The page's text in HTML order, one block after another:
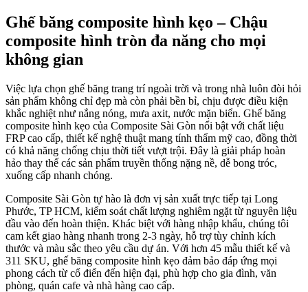
Ghế băng composite hình kẹo – Chậu
composite hình tròn đa năng cho mọi
không gian
Việc lựa chọn ghế băng trang trí ngoài trời và trong nhà luôn đòi hỏi
sản phẩm không chỉ đẹp mà còn phải bền bỉ, chịu được điều kiện
khắc nghiệt như nắng nóng, mưa axit, nước mặn biển. Ghế băng
composite hình kẹo của Composite Sài Gòn nổi bật với chất liệu
FRP cao cấp, thiết kế nghệ thuật mang tính thẩm mỹ cao, đồng thời
có khả năng chống chịu thời tiết vượt trội. Đây là giải pháp hoàn
hảo thay thế các sản phẩm truyền thống nặng nề, dễ bong tróc,
xuống cấp nhanh chóng.
Composite Sài Gòn tự hào là đơn vị sản xuất trực tiếp tại Long
Phước, TP HCM, kiểm soát chất lượng nghiêm ngặt từ nguyên liệu
đầu vào đến hoàn thiện. Khác biệt với hàng nhập khẩu, chúng tôi
cam kết giao hàng nhanh trong 2-3 ngày, hỗ trợ tùy chỉnh kích
thước và màu sắc theo yêu cầu dự án. Với hơn 45 mẫu thiết kế và
311 SKU, ghế băng composite hình kẹo đảm bảo đáp ứng mọi
phong cách từ cổ điển đến hiện đại, phù hợp cho gia đình, văn
phòng, quán cafe và nhà hàng cao cấp.